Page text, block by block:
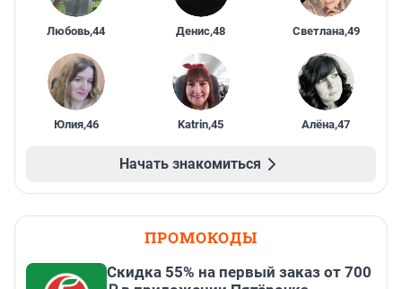
Любовь,44 Денис,48 Светлана,49
Юлия,46 Katrin,45 Алёна,47
Начать знакомиться
ПРОМОКОДЫ
Скидка 55% на первый заказ от 700